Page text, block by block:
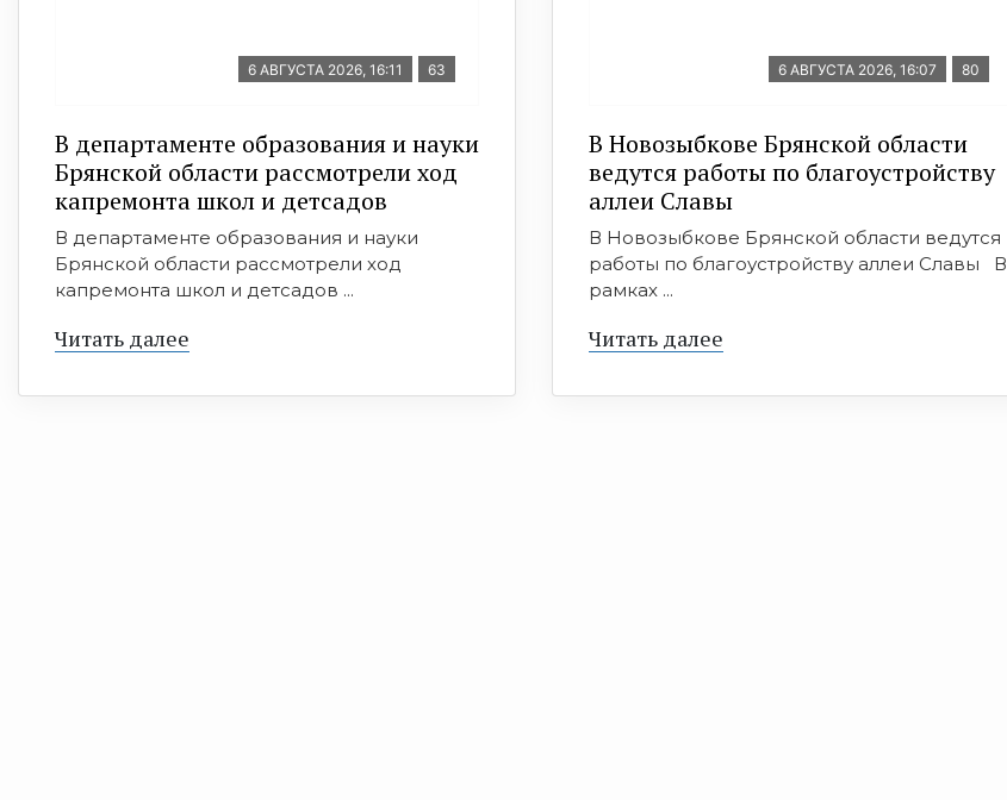
6 АВГУСТА 2026, 16:11 63
В департаменте образования и науки
Брянской области рассмотрели ход
капремонта школ и детсадов
В департаменте образования и науки
Брянской области рассмотрели ход
капремонта школ и детсадов ...
Читать далее
6 АВГУСТА 2026, 16:07 80
В Новозыбкове Брянской области
ведутся работы по благоустройству
аллеи Славы
В Новозыбкове Брянской области ведутся
работы по благоустройству аллеи Славы В
рамках ...
Читать далее